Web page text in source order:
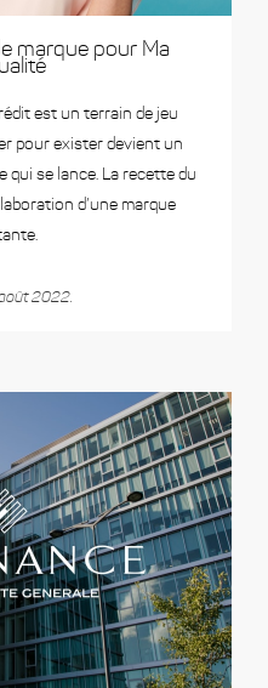
marque pour Ma
est un terrain de jeu
pour exister devient un
se lance. La recette du
d’une marque
2022.